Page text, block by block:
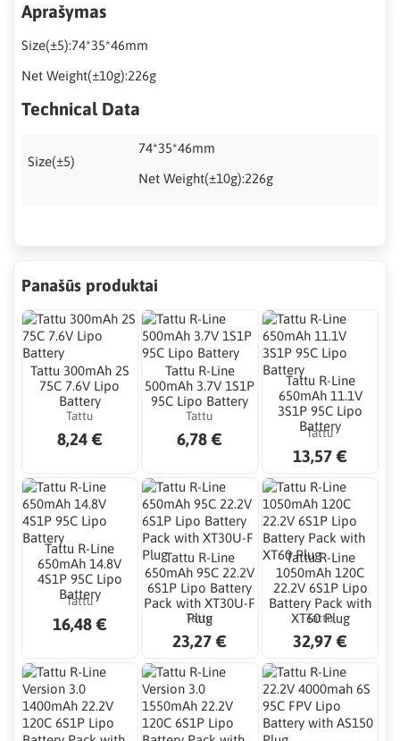
Aprašymas
Size(±5):74*35*46mm
Net Weight(±10g):226g
Technical Data
Size(±5)
74*35*46mm
Net Weight(±10g):226g
Panašūs produktai
Tattu 300mAh 2S
75C 7.6V Lipo
Battery
Tattu
8,24 €
Tattu R-Line
500mAh 3.7V 1S1P
95C Lipo Battery
Tattu
6,78 €
Tattu R-Line
650mAh 11.1V
3S1P 95C Lipo
Battery
Tattu
13,57 €
Tattu R-Line
650mAh 14.8V
4S1P 95C Lipo
Battery
Tattu
16,48 €
Tattu R-Line
650mAh 95C 22.2V
6S1P Lipo Battery
Pack with XT30U-F
Plug
Tattu
23,27 €
Tattu R-Line
1050mAh 120C
22.2V 6S1P Lipo
Battery Pack with
XT60 Plug
Tattu
32,97 €